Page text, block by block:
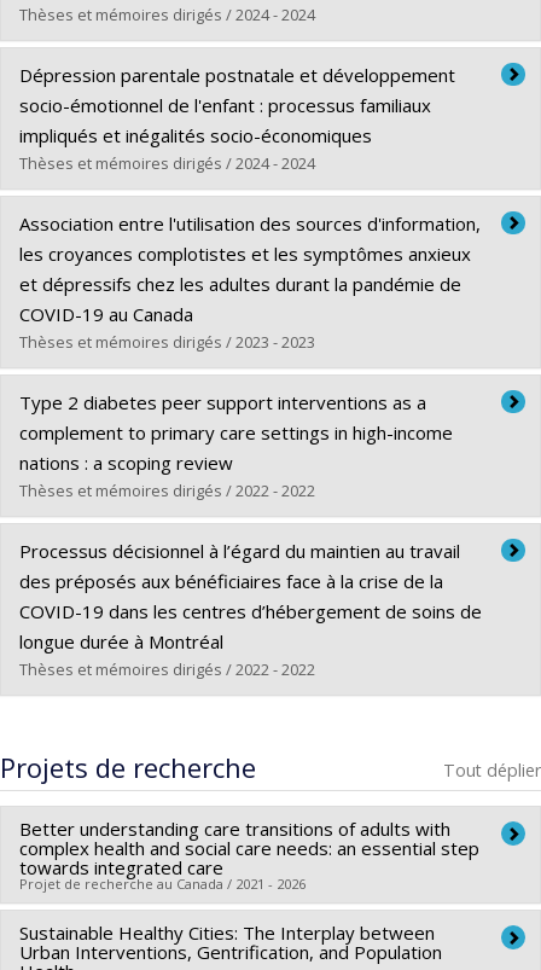
Lien vers le document dans Papyrus
Thèses et mémoires dirigés / 2024 - 2024
Diplômé(e) :Legkaya Bodryzlova, Yuliya
Cycle :Doctorat
Diplôme obtenu :Ph. D.
Lien vers le document dans Papyrus
Dépression parentale postnatale et développement
socio-émotionnel de l'enfant : processus familiaux
impliqués et inégalités socio-économiques
Thèses et mémoires dirigés / 2024 - 2024
Diplômé(e) :Clément, Myriam
Cycle :Doctorat
Diplôme obtenu : Ph. D.
Lien vers le document dans Papyrus
Association entre l'utilisation des sources d'information,
les croyances complotistes et les symptômes anxieux
et dépressifs chez les adultes durant la pandémie de
COVID-19 au Canada
Thèses et mémoires dirigés / 2023 - 2023
Diplômé(e) :Coderre, Alexandre
Cycle :Maîtrise
Diplôme obtenu : M. Sc.
Lien vers le document dans Papyrus
Type 2 diabetes peer support interventions as a
complement to primary care settings in high-income
nations : a scoping review
Thèses et mémoires dirigés / 2022 - 2022
Diplômé(e) :Lu, Sonia
Cycle :Maîtrise
Diplôme obtenu :M. Sc.
Lien vers le document dans Papyrus
Processus décisionnel à l’égard du maintien au travail
des préposés aux bénéficiaires face à la crise de la
COVID-19 dans les centres d’hébergement de soins de
longue durée à Montréal
Thèses et mémoires dirigés / 2022 - 2022
Cycle :
Maîtrise
Diplôme obtenu :M. Sc.
Lien vers le document dans Papyrus
Projets de recherche Tout déplier
Better understanding care transitions of adults with
complex health and social care needs: an essential step
towards integrated care
Projet de recherche au Canada / 2021 - 2026
Chercheur principal : Catherine Hudon
Sustainable Healthy Cities: The Interplay between
Urban Interventions, Gentrification, and Population